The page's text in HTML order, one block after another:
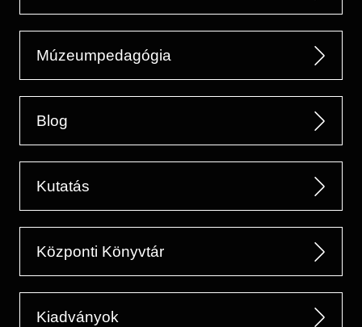
Múzeumpedagógia
Blog
Kutatás
Központi Könyvtár
Kiadványok